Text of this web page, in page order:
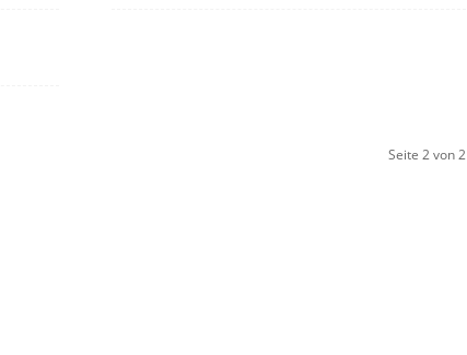
Seite 2 von 2